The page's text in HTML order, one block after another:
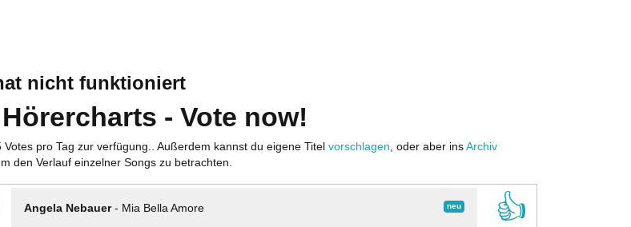
nicht funktioniert
- Vote now!
Votes pro Tag zur verfügung.. Außerdem kannst du eigene Titel vorschlagen , oder aber ins Archiv
den Verlauf einzelner Songs zu betrachten.
neu
Angela Nebauer- Mia Bella Amore
👍